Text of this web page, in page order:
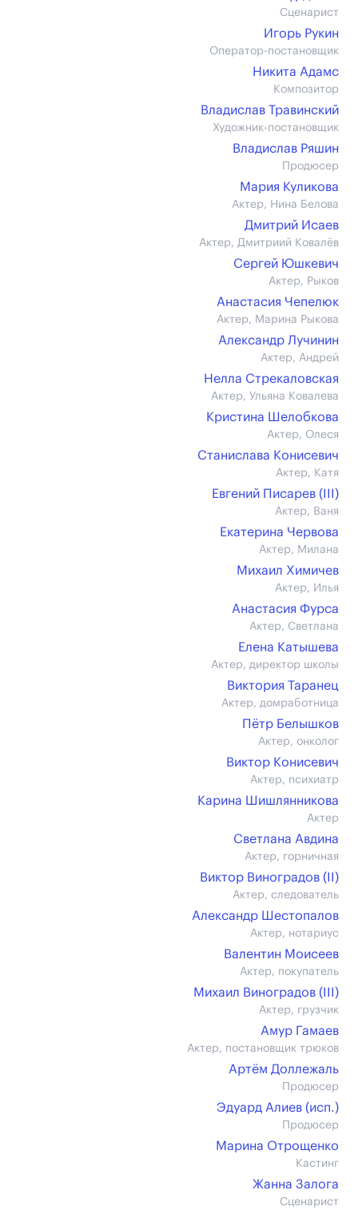
Сценарист
Игорь Рукин
Оператор-постановщик
Никита Адамс
Композитор
Владислав Травинский
Художник-постановщик
Владислав Ряшин
Продюсер
Мария Куликова
Актер, Нина Белова
Дмитрий Исаев
Актер, Дмитриий Ковалёв
Сергей Юшкевич
Актер, Рыков
Анастасия Чепелюк
Актер, Марина Рыкова
Александр Лучинин
Актер, Андрей
Нелла Стрекаловская
Актер, Ульяна Ковалева
Кристина Шелобкова
Актер, Олеся
Станислава Конисевич
Актер, Катя
Евгений Писарев (III)
Актер, Ваня
Екатерина Червова
Актер, Милана
Михаил Химичев
Актер, Илья
Анастасия Фурса
Актер, Светлана
Елена Катышева
Актер, директор школы
Виктория Таранец
Актер, домработница
Пётр Белышков
Актер, онколог
Виктор Конисевич
Актер, психиатр
Карина Шишлянникова
Актер
Светлана Авдина
Актер, горничная
Виктор Виноградов (II)
Актер, следователь
Александр Шестопалов
Актер, нотариус
Валентин Моисеев
Актер, покупатель
Михаил Виноградов (III)
Актер, грузчик
Амур Гамаев
Актер, постановщик трюков
Артём Доллежаль
Продюсер
Эдуард Алиев (иcп.)
Продюсер
Марина Отрощенко
Кастинг
Жанна Залога
Сценарист